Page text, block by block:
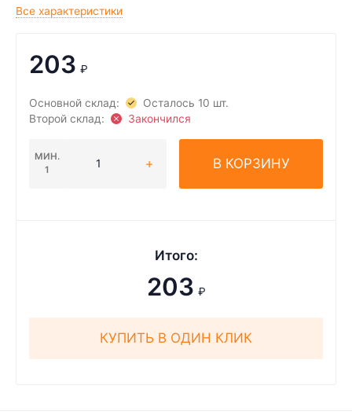
Все характеристики
203 ₽
Основной склад:
Осталось 10 шт.
Второй склад:
Закончился
МИН.
1
В КОРЗИНУ
Итого:
203 ₽
КУПИТЬ В ОДИН КЛИК